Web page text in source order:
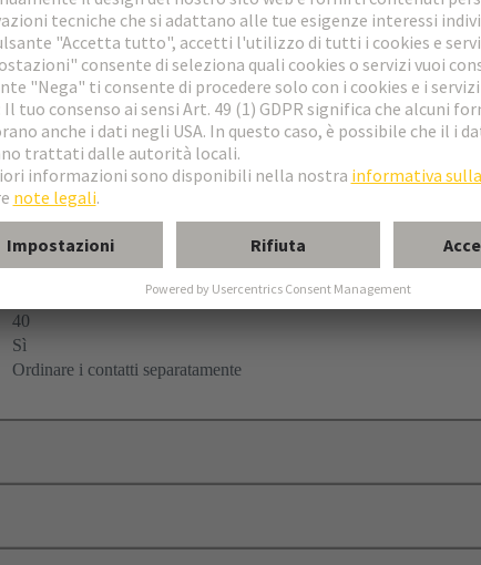
Collegamento a crimpare
Femmina
40
Sì
Ordinare i contatti separatamente